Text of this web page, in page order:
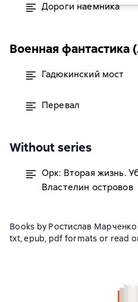
Дороги наёмника
Военная фантастика
Гадюкинский мост
Перевал
Without series
Орк: Вторая жизнь.
Властелин островов
Books by Ростислав
txt, epub, pdf formats or read